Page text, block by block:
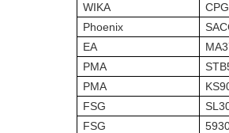
WIKA
Phoenix
EA
PMA
PMA
FSG
FSG